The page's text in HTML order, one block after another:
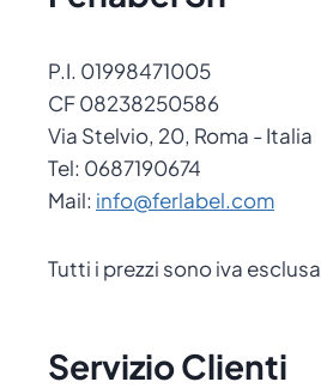
P.I. 01998471005
CF 08238250586
Via Stelvio, 20, Roma - Italia
Tel: 0687190674
Mail: info@ferlabel.com
Tutti i prezzi sono iva esclusa
Servizio Clienti